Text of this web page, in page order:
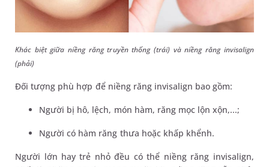
Khác biệt giữa niềng răng truyền thống (trái) và niềng răng invisalign
(phải)
Đối tượng phù hợp để niềng răng invisalign bao gồm:
Người bị hô, lệch, món hàm, răng mọc lộn xộn,...;
Người có hàm răng thưa hoặc khấp khểnh.
Người lớn hay trẻ nhỏ đều có thể niềng răng invisalign,